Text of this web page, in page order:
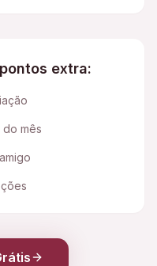
extra:
do mês